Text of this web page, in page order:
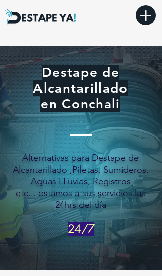
Destape de
Alcantarillado
en Conchali
Alternativas para Destape de
Alcantarillado ,Piletas, Sumideros,
Aguas LLuvias, Registros
etc... estamos a sus servicios las
24hrs deldía
24/7